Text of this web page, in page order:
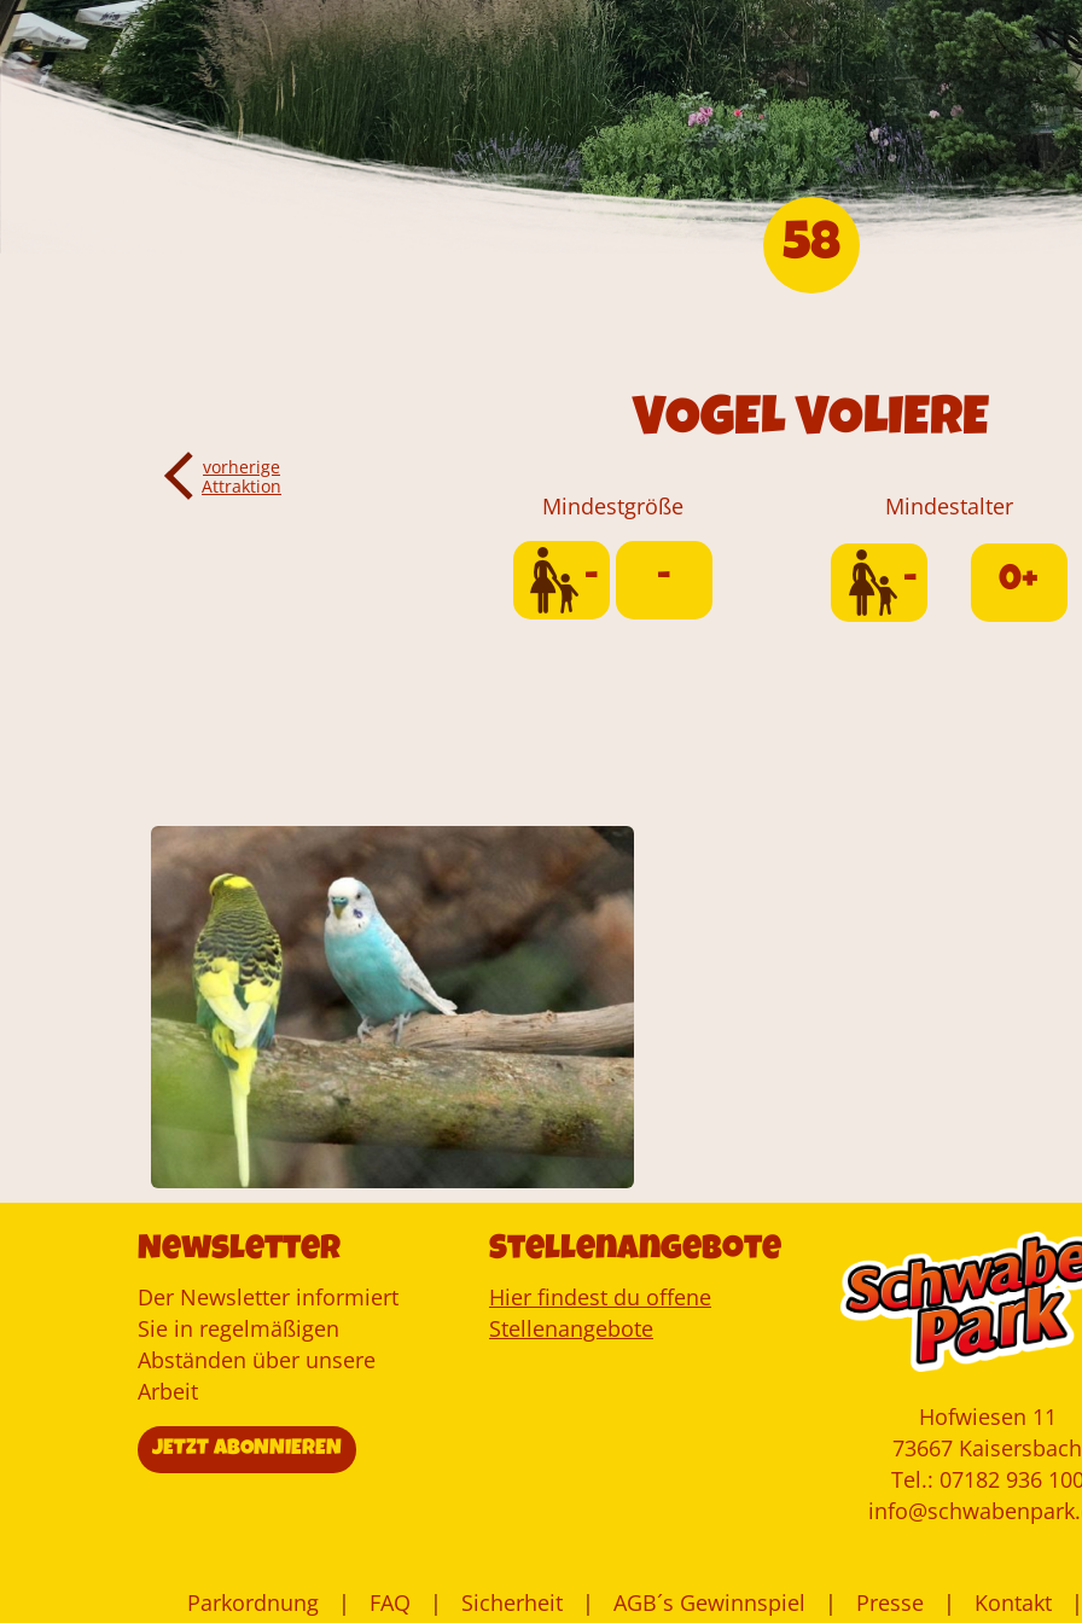
58
vorherige
Attraktion
VOGEL VOLIERE
Mindestgröße
- -
Mindestalter
- 0+
Newsletter
Der Newsletter informiert
Sie in regelmäßigen
Abständen über unsere
Arbeit
JETZT ABONNIEREN
Stellenangebote
Hier findest du offene
Stellenangebote
Hofwiesen 11
73667 Kaisersbach
Tel.: 07182 936
Parkordnung FAQ Sicherheit AGB´s Gewinnspiel Presse Kontakt